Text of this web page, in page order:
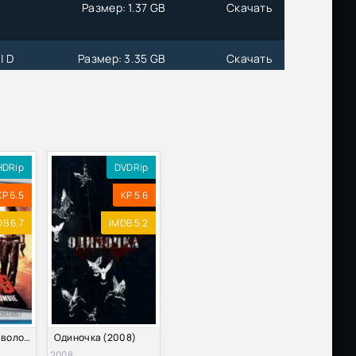
Размер: 1.37 GB Скачать
D Размер: 3.35 GB Скачать
Размер: 266.74 MB
Размер: 6.86 GB
Размер: 3.19 GB
Размер: 75.89 GB
Размер: 3.51 GB
6.5
6.7
Изгнанные дьяволом (2005)
DVDRip
KP 5.6
IMDB 5.2
Одиночка (2008)